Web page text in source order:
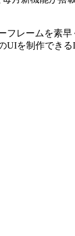
フレームを素
を制作でき